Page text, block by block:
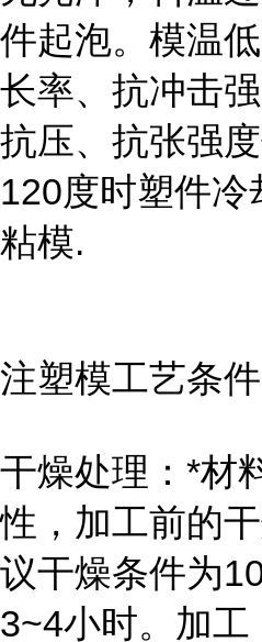
件起泡。模温
长率、抗冲击
抗压、抗张强
120度时塑件冷
粘模.
注塑模工艺条
干燥处理：*材
性，加工前的
议干燥条件为
3~4小时。加工